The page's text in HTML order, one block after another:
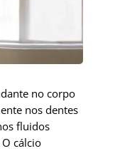
no corpo
nos dentes
fluidos
cálcio